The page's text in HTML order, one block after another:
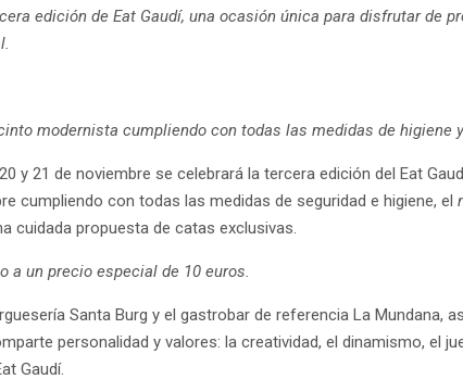
edición de Eat Gaudí, una ocasión única para disfrutar de
modernista cumpliendo con todas las medidas de higiene
y 21 de noviembre se celebrará la tercera edición del Eat
cumpliendo con todas las medidas de seguridad e higiene, el
cuidada propuesta de catas exclusivas.
a un precio especial de 10 euros.
Santa Burg y el gastrobar de referencia La
personalidad y valores: la creatividad, el dinamismo, el
Gaudí.